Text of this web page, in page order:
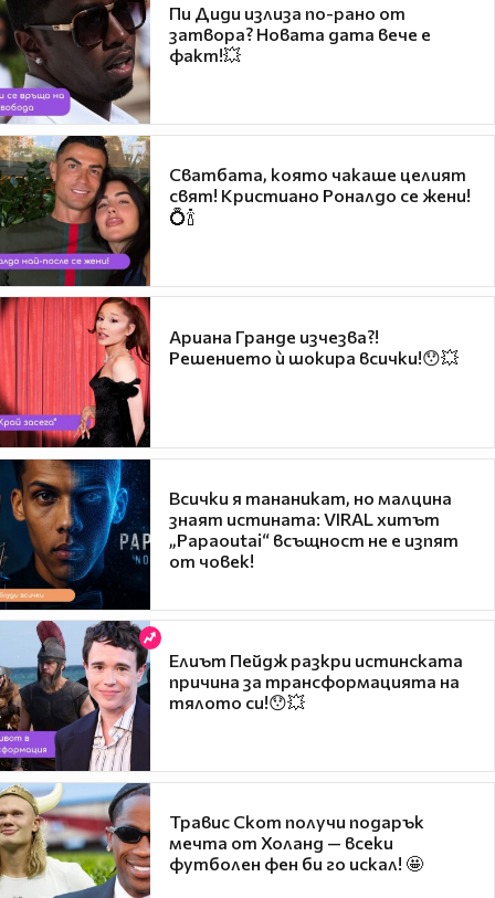
Пи Диди излиза по-рано от
затвора? Новата дата вече е
факт!💥
Сватбата, която чакаше целият
свят! Кристиано Роналдо се жени!
💍🍾
Ариана Гранде изчезва?!
Решението ѝ шокира всички!😯💥
Всички я тананикат, но малцина
знаят истината: VIRAL хитът
„Papaoutai“ всъщност не е изпят
от човек!
Елиът Пейдж разкри истинската
причина за трансформацията на
тялото си!😯💥
Травис Скот получи подарък
мечта от Холанд — всеки
футболен фен би го искал! 🤩